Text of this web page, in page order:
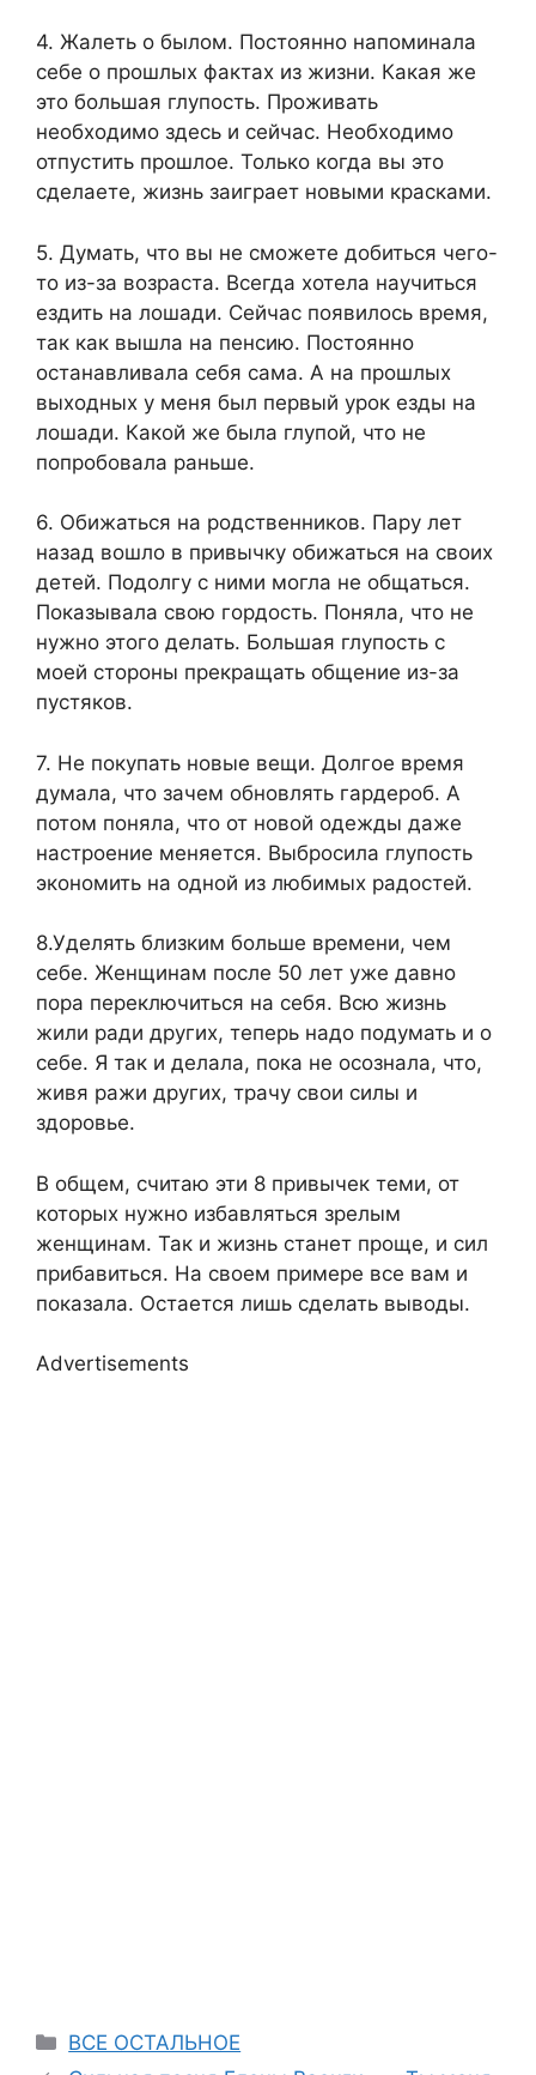
4. Жалеть о былом. Постоянно напоминала
себе о прошлых фактах из жизни. Какая же
это большая глупость. Проживать
необходимо здесь и сейчас. Необходимо
отпустить прошлое. Только когда вы это
сделаете, жизнь заиграет новыми красками.
5. Думать, что вы не сможете добиться чего-
то из-за возраста. Всегда хотела научиться
ездить на лошади. Сейчас появилось время,
так как вышла на пенсию. Постоянно
останавливала себя сама. А на прошлых
выходных у меня был первый урок езды на
лошади. Какой же была глупой, что не
попробовала раньше.
6. Обижаться на родственников. Пару лет
назад вошло в привычку обижаться на своих
детей. Подолгу с ними могла не общаться.
Показывала свою гордость. Поняла, что не
нужно этого делать. Большая глупость с
моей стороны прекращать общение из-за
пустяков.
7. Не покупать новые вещи. Долгое время
думала, что зачем обновлять гардероб. А
потом поняла, что от новой одежды даже
настроение меняется. Выбросила глупость
экономить на одной из любимых радостей.
8.Уделять близким больше времени, чем
себе. Женщинам после 50 лет уже давно
пора переключиться на себя. Всю жизнь
жили ради других, теперь надо подумать и о
себе. Я так и делала, пока не осознала, что,
живя ражи других, трачу свои силы и
здоровье.
В общем, считаю эти 8 привычек теми, от
которых нужно избавляться зрелым
женщинам. Так и жизнь станет проще, и сил
прибавиться. На своем примере все вам и
показала. Остается лишь сделать выводы.
Advertisements
Categories
ВСЕ ОСТАЛЬНОЕ